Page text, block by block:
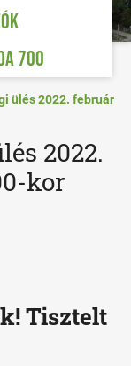
700
ülés 2022. február
2022.
kor
Tisztelt